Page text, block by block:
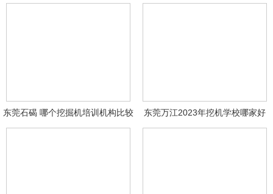
东莞石碣 哪个挖掘机培训机构比较
好?
东莞万江2023年挖机学校哪家好